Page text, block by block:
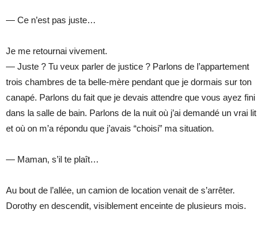
— Ce n’est pas juste…
Je me retournai vivement.
— Juste ? Tu veux parler de justice ? Parlons de l’appartement
trois chambres de ta belle-mère pendant que je dormais sur ton
canapé. Parlons du fait que je devais attendre que vous ayez fini
dans la salle de bain. Parlons de la nuit où j’ai demandé un vrai lit
et où on m’a répondu que j’avais “choisi” ma situation.
— Maman, s’il te plaît…
Au bout de l’allée, un camion de location venait de s’arrêter.
Dorothy en descendit, visiblement enceinte de plusieurs mois.